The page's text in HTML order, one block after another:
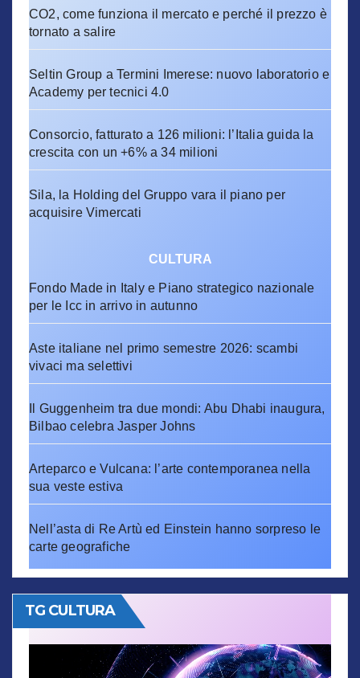
CO2, come funziona il mercato e perché il prezzo è
tornato a salire
Seltin Group a Termini Imerese: nuovo laboratorio e
Academy per tecnici 4.0
Consorcio, fatturato a 126 milioni: l’Italia guida la
crescita con un +6% a 34 milioni
Sila, la Holding del Gruppo vara il piano per
acquisire Vimercati
CULTURA
Fondo Made in Italy e Piano strategico nazionale
per le Icc in arrivo in autunno
Aste italiane nel primo semestre 2026: scambi
vivaci ma selettivi
Il Guggenheim tra due mondi: Abu Dhabi inaugura,
Bilbao celebra Jasper Johns
Arteparco e Vulcana: l’arte contemporanea nella
sua veste estiva
Nell’asta di Re Artù ed Einstein hanno sorpreso le
carte geografiche
TG CULTURA